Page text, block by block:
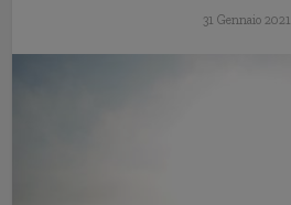
31 Gennaio 2021